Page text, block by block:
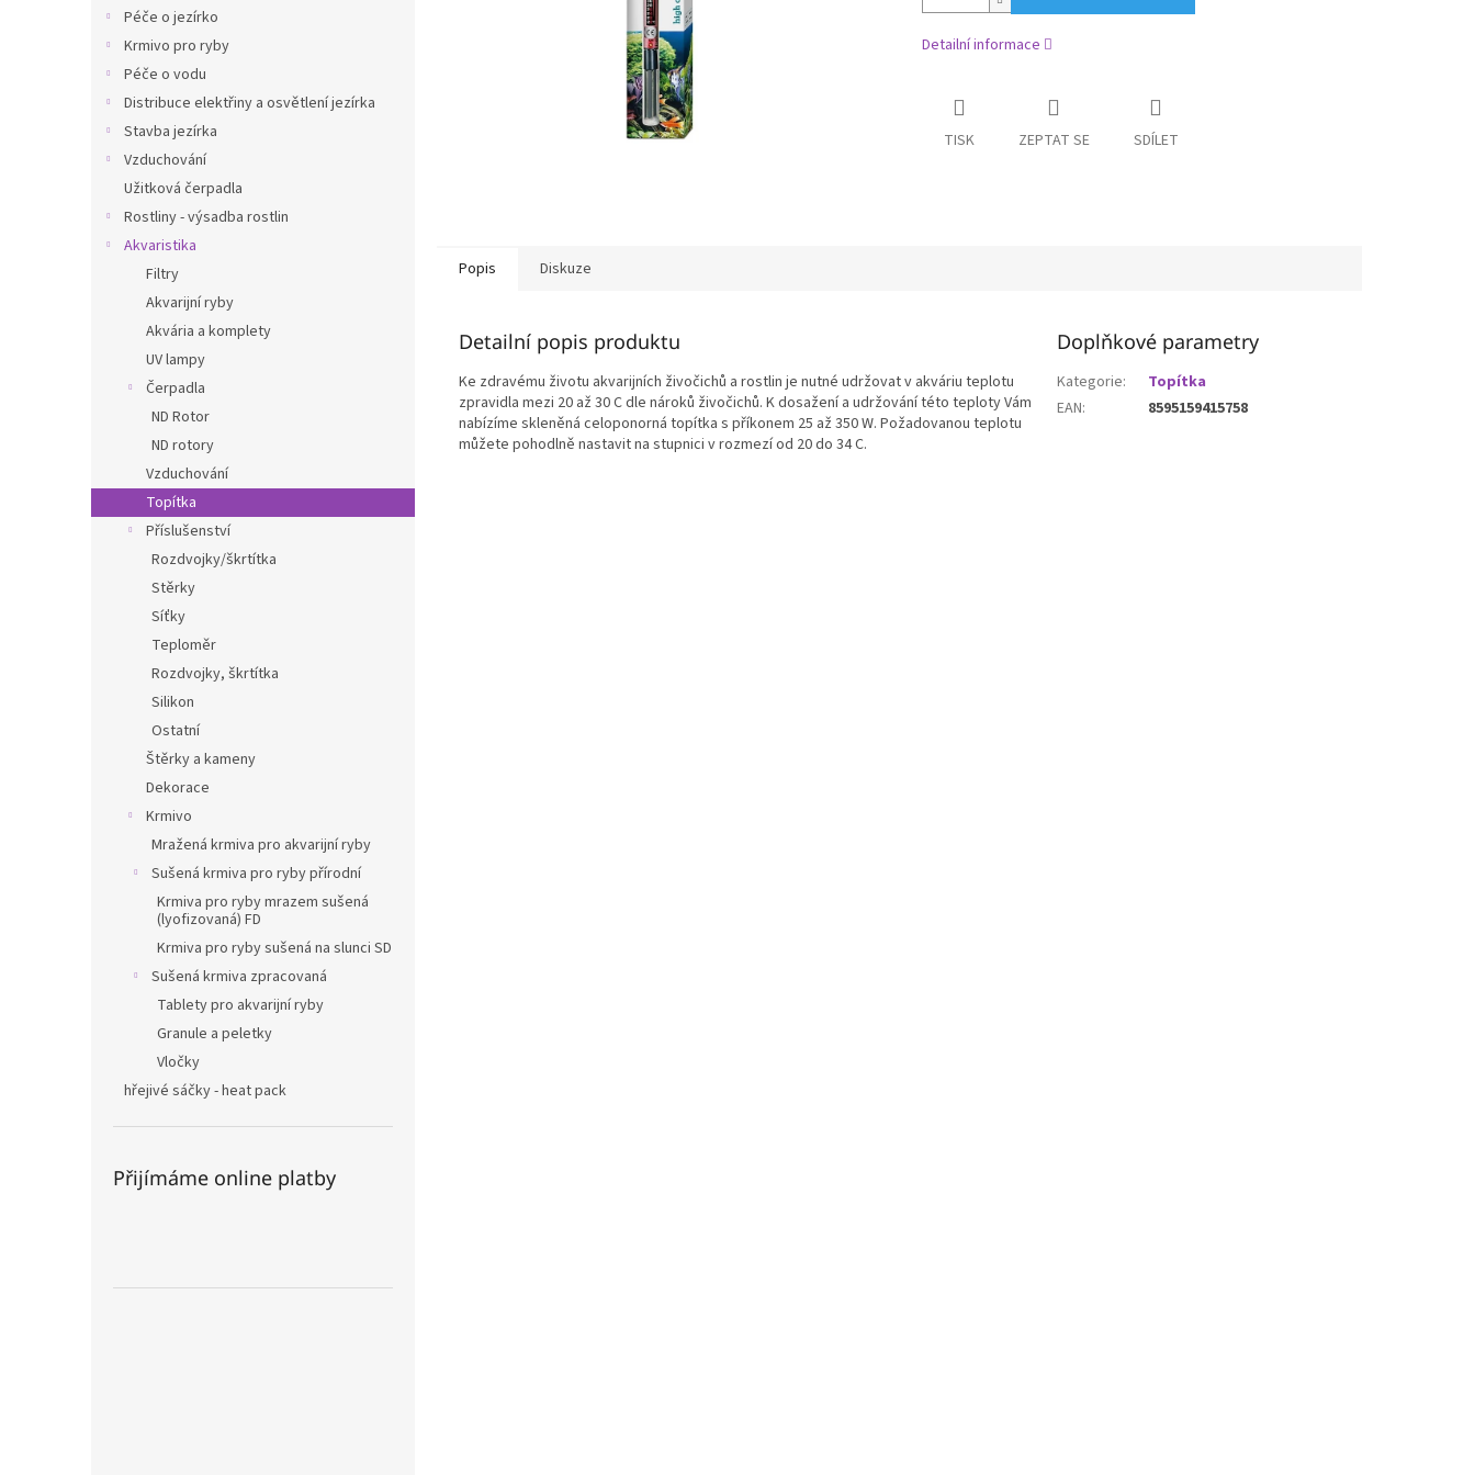
Péče o jezírko
Krmivo pro ryby
Péče o vodu
Distribuce elektřiny a osvětlení jezírka
Stavba jezírka
Vzduchování
Užitková čerpadla
Rostliny - výsadba rostlin
Akvaristika
Filtry
Akvarijní ryby
Akvária a komplety
UV lampy
Čerpadla
ND Rotor
ND rotory
Vzduchování
Topítka
Příslušenství
Rozdvojky/škrtítka
Stěrky
Síťky
Teploměr
Rozdvojky, škrtítka
Silikon
Ostatní
Štěrky a kameny
Dekorace
Krmivo
Mražená krmiva pro akvarijní ryby
Sušená krmiva pro ryby přírodní
Krmiva pro ryby mrazem sušená
(lyofizovaná) FD
Krmiva pro ryby sušená na slunci SD
Sušená krmiva zpracovaná
Tablety pro akvarijní ryby
Granule a peletky
Vločky
hřejivé sáčky - heat pack
Přijímáme online platby
Detailní informace
TISK ZEPTAT SE SDÍLET
Popis Diskuze
Detailní popis produktu
Ke zdravému životu akvarijních živočichů a rostlin je nutné udržovat v akváriu teplotu
zpravidla mezi 20 až 30 C dle nároků živočichů. K dosažení a udržování této teploty Vám
nabízíme skleněná celoponorná topítka s příkonem 25 až 350 W. Požadovanou teplotu
můžete pohodlně nastavit na stupnici v rozmezí od 20 do 34 C.
Doplňkové parametry
Kategorie:
Topítka
EAN: 8595159415758